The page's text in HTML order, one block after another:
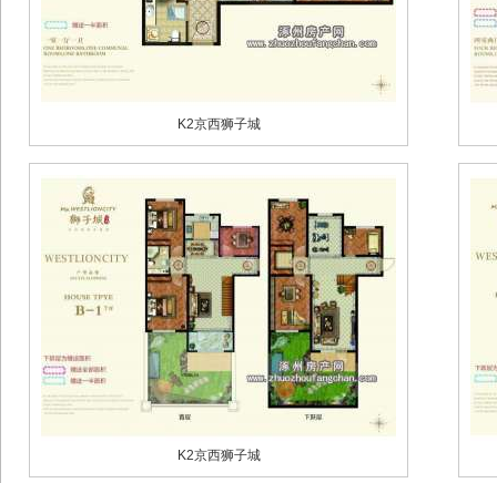
K2京西狮子城
K2京西狮子城